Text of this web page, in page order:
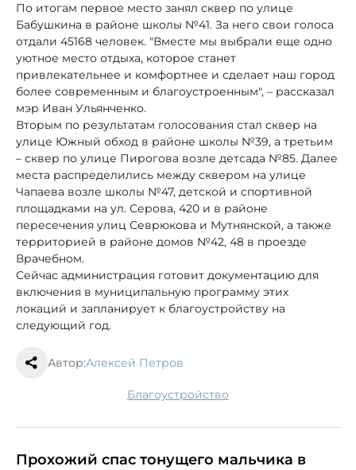
По итогам первое место занял сквер по улице
Бабушкина в районе школы №41. За него свои голоса
отдали 45168 человек. "Вместе мы выбрали еще одно
уютное место отдыха, которое станет
привлекательнее и комфортнее и сделает наш город
более современным и благоустроенным", – рассказал
мэр Иван Ульянченко.
Вторым по результатам голосования стал сквер на
улице Южный обход в районе школы №39, а третьим
– сквер по улице Пирогова возле детсада №85. Далее
места распределились между сквером на улице
Чапаева возле школы №47, детской и спортивной
площадками на ул. Серова, 420 и в районе
пересечения улиц Севрюкова и Мутнянской, а также
территорией в районе домов №42, 48 в проезде
Врачебном.
Сейчас администрация готовит документацию для
включения в муниципальную программу этих
локаций и запланирует к благоустройству на
следующий год.
Автор:Алексей Петров
благоустройство
Прохожий спас тонущего мальчика в